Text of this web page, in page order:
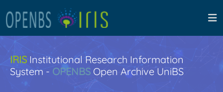
IRISInstitutional Research Information
System - OPENBS Open Archive UniBS